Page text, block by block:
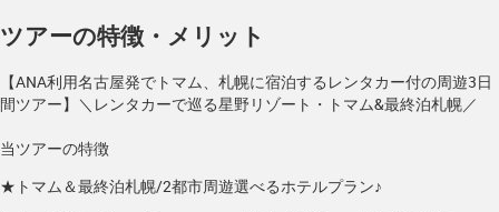
ツアーの特徴・メリット
【ANA利用名古屋発でトマム、札幌に宿泊するレンタカー付の周遊3日
間ツアー】＼レンタカーで巡る星野リゾート・トマム&最終泊札幌／
当ツアーの特徴
★トマム＆最終泊札幌/2都市周遊選べるホテルプラン♪